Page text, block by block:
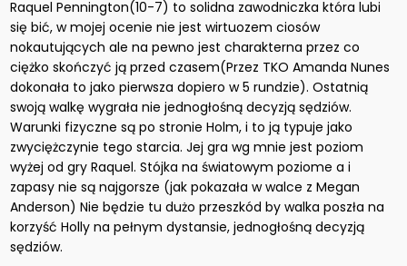
Raquel Pennington(10-7) to solidna zawodniczka która lubi
się bić, w mojej ocenie nie jest wirtuozem ciosów
nokautujących ale na pewno jest charakterna przez co
ciężko skończyć ją przed czasem(Przez TKO Amanda Nunes
dokonała to jako pierwsza dopiero w 5 rundzie). Ostatnią
swoją walkę wygrała nie jednogłośną decyzją sędziów.
Warunki fizyczne są po stronie Holm, i to ją typuje jako
zwyciężczynie tego starcia. Jej gra wg mnie jest poziom
wyżej od gry Raquel. Stójka na światowym poziome a i
zapasy nie są najgorsze (jak pokazała w walce z Megan
Anderson) Nie będzie tu dużo przeszkód by walka poszła na
korzyść Holly na pełnym dystansie, jednogłośną decyzją
sędziów.